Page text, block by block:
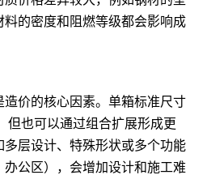
的密度和阻燃等级都会影响成
价的核心因素。单箱标准尺寸
但也可以通过组合扩展形成更
层设计、特殊形状或多个功能
公区），会增加设计和施工难